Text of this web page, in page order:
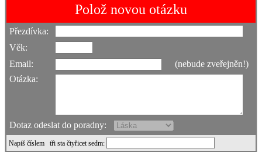
Polož novou otázku
Přezdívka:
Věk:
Email:
(nebude zveřejněn!)
Otázka:
Dotaz odeslat do poradny:
Napiš číslem tři sta čtyřicet sedm: